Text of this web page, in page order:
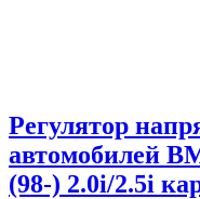
Регулятор
автомобилей
(98-) 2.0i/2.5i